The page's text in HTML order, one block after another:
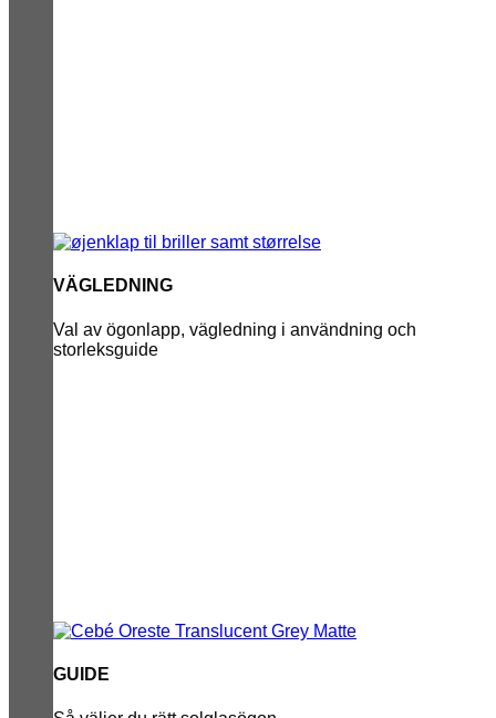
VÄGLEDNING
Val av ögonlapp, vägledning i användning och
storleksguide
GUIDE